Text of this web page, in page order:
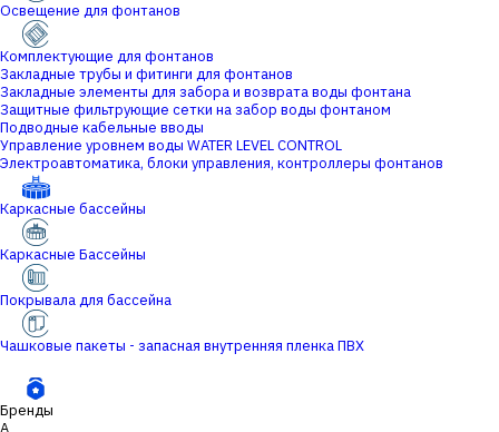
Освещение для фонтанов
Комплектующие для фонтанов
Закладные трубы и фитинги для фонтанов
Закладные элементы для забора и возврата воды фонтана
Защитные фильтрующие сетки на забор воды фонтаном
Подводные кабельные вводы
Управление уровнем воды WATER LEVEL CONTROL
Электроавтоматика, блоки управления, контроллеры фонтанов
Каркасные бассейны
Каркасные Бассейны
Покрывала для бассейна
Чашковые пакеты - запасная внутренняя пленка ПВХ
Бренды
A